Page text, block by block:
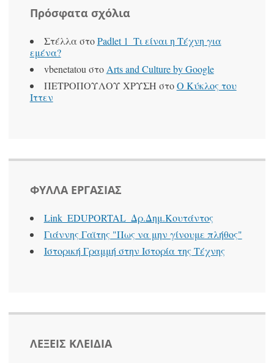
Πρόσφατα σχόλια
ΣτέλλαστοPadlet 1_Τι είναι η Τέχνη για
εμένα?
vbenetatou στο Arts and Culture by Google
ΠΕΤΡΟΠΟΥΛΟΥ ΧΡΥΣΗ στοΟ Κύκλος του
Ιττεν
ΦΥΛΛΑ ΕΡΓΑΣΙΑΣ
Link_EDUPORTAL_Δρ.Δημ.Κουτάντος
Γιάννης Γαϊτης "Πως να μην γίνουμε πλήθος"
Ιστορική Γραμμή στην Ιστορία της Τέχνης
ΛΕΞΕΙΣ ΚΛΕΙΔΙΑ